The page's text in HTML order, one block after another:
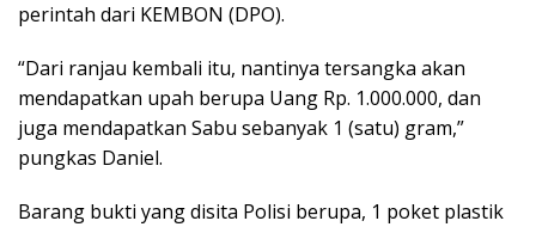
perintah dari KEMBON (DPO).
“Dari ranjau kembali itu, nantinya tersangka akan
mendapatkan upah berupa Uang Rp. 1.000.000, dan
juga mendapatkan Sabu sebanyak 1 (satu) gram,”
pungkas Daniel.
Barang bukti yang disita Polisi berupa, 1 poket plastik